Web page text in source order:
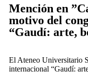
Mención en
motivo del
“Gaudí: arte,
El Ateneo Universitario
internacional “Gaudí: